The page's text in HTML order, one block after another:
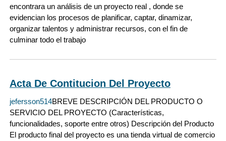
encontrara un análisis de un proyecto real , donde se
evidencian los procesos de planificar, captar, dinamizar,
organizar talentos y administrar recursos, con el fin de
culminar todo el trabajo
Acta De Contitucion Del Proyecto
jefersson514BREVE DESCRIPCIÓN DEL PRODUCTO O
SERVICIO DEL PROYECTO (Características,
funcionalidades, soporte entre otros) Descripción del Producto
El producto final del proyecto es una tienda virtual de comercio